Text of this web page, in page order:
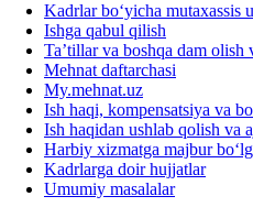
Kadrlar boʻyicha mutaхassis
Ishga qabul qilish
Ta’tillar va boshqa dam olish
Mehnat daftarchasi
My.mehnat.uz
Ish haqi, kompensatsiya va
Ish haqidan ushlab qolish va
Harbiy хizmatga majbur
Kadrlarga doir hujjatlar
Umumiy masalalar